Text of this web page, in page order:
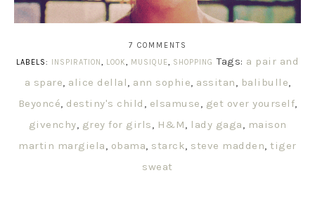
7 COMMENTS
LABELS: INSPIRATION, LOOK, MUSIQUE, SHOPPING Tags: a pair and
a spare, alice dellal, ann sophie, assitan, balibulle,
Beyoncé, destiny's child , elsamuse, get over yourself,
givenchy, grey for girls, H&M, lady gaga, maison
martin margiela, obama, starck, steve madden,tiger
sweat